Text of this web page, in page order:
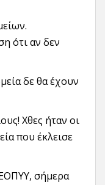
ότι αν δεν
δε θα έχουν
Χθες ήταν οι
που έκλεισε
σήμερα